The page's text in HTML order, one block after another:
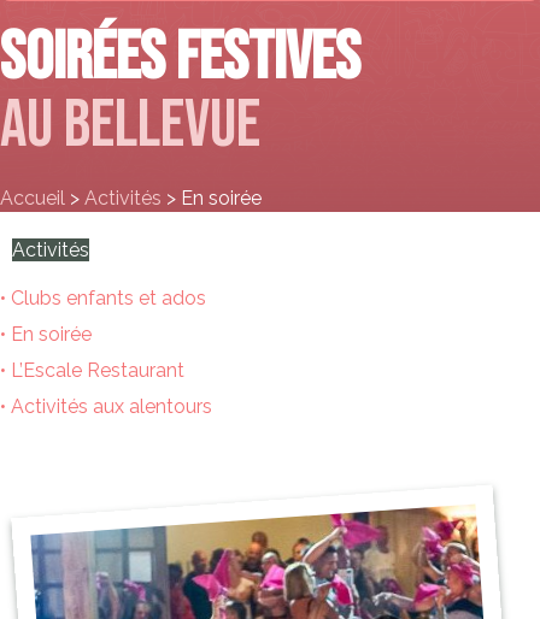
Soirées festives
au Bellevue
Accueil > Activités > En soirée
Activités
Clubs enfants et ados
En soirée
L’Escale Restaurant
Activités aux alentours